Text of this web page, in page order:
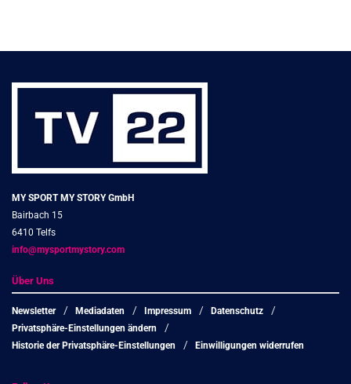
MY SPORT MY STORY GmbH
Bairbach 15
6410 Telfs
info@mysportmystory.com
Über Uns
Newsletter Mediadaten Impressum
Datenschutz
Privatsphäre-Einstellungen ändern
Historie der Privatsphäre-Einstellungen
Einwilligungen widerrufen